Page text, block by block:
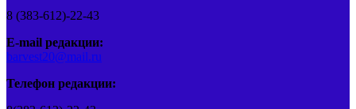
8 (383-612)-22-43
E-mail редакции:
barvest20@mail.ru
Телефон редакции: